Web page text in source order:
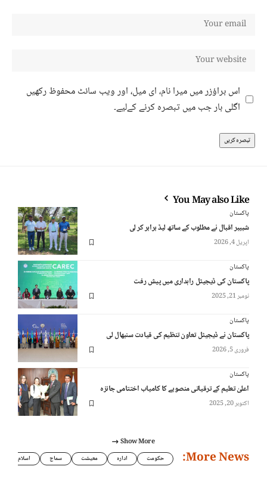
اس براؤزر میں میرا نام، ای میل، اور ویب سائٹ محفوظ رکھیں
اگلی بار جب میں تبصرہ کرنے کےلیے۔
You May also Like
پاکستان
شبیبر اقبال نے مطلوب کے ساتھ لیڈ برابر کر لی
اپریل 4, 2026
پاکستان
پاکستان کی ڈیجیٹل راہداری میں پیش رفت
نومبر 21, 2025
پاکستان
پاکستان نے ڈیجیٹل تعاون تنظیم کی قیادت سنبھال لی
فروری 5, 2026
پاکستان
اعلیٰ تعلیم کے ترقیاتی منصوبے کا کامیاب اختتامی جائزہ
اکتوبر 20, 2025
Show More
More News: حکومت ادارہ معیشت سماج اسلام